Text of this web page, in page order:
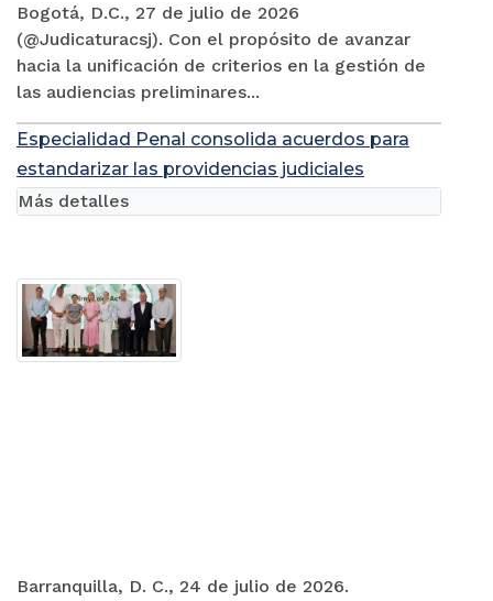
Bogotá, D.C., 27 de julio de 2026
(@Judicaturacsj). Con el propósito de avanzar
hacia la unificación de criterios en la gestión de
las audiencias preliminares...
Especialidad Penal consolida acuerdos para
estandarizar las providencias judiciales
Barranquilla, D. C., 24 de julio de 2026.
Más detalles